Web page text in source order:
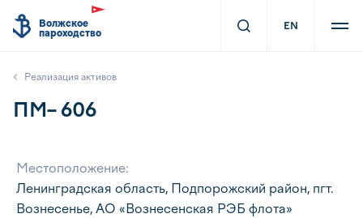
Волжское
пароходство
EN
Реализация активов
ПМ– 606
Местоположение:
Ленинградская область, Подпорожский район, пгт.
Вознесенье, АО «Вознесенская РЭБ флота»